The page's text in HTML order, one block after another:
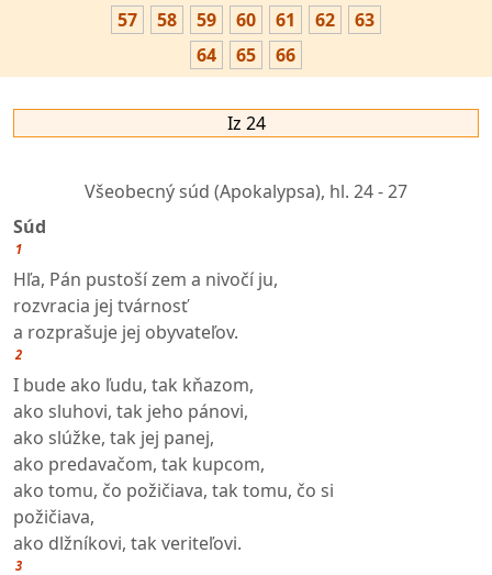
57
58 59 60 61 62
63
64
65 66
Iz 24
Všeobecný súd (Apokalypsa), hl. 24 - 27
Súd
1
Hľa, Pán pustoší zem a nivočí ju,
rozvracia jej tvárnosť
a rozprašuje jej obyvateľov.
2
I bude ako ľudu, tak kňazom,
ako sluhovi, tak jeho pánovi,
ako slúžke, tak jej panej,
ako predavačom, tak kupcom,
ako tomu, čo požičiava, tak tomu, čo si
požičiava,
ako dlžníkovi, tak veriteľovi.
3